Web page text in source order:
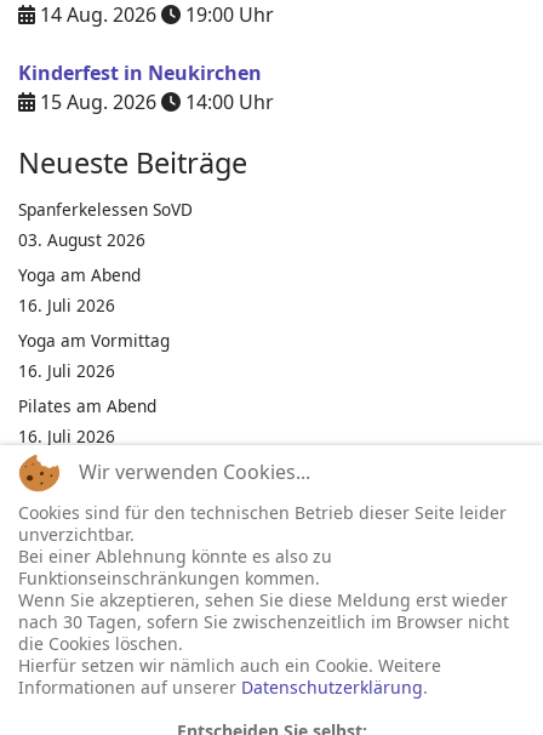
14 Aug. 2026
19:00 Uhr
Kinderfest in Neukirchen
15 Aug. 2026
14:00 Uhr
Neueste Beiträge
Spanferkelessen SoVD
03. August 2026
Yoga am Abend
16. Juli 2026
Yoga am Vormittag
16. Juli 2026
Pilates am Abend
16. Juli 2026
Jumping Fitness Intervall
16. Juli 2026
Jumping Fitness Erwachsene
16. Juli 2026
Kinderfest in Neukirchen
16. Juli 2026
Wir verwenden Cookies...
Cookies sind für den technischen Betrieb dieser Seite leider
unverzichtbar.
Bei einer Ablehnung könnte es also zu
Funktionseinschränkungen kommen.
Wenn Sie akzeptieren, sehen Sie diese Meldung erst wieder
nach 30 Tagen, sofern Sie zwischenzeitlich im Browser nicht
die Cookies löschen.
Hierfür setzen wir nämlich auch ein Cookie. Weitere
Informationen auf unserer Datenschutzerklärung.